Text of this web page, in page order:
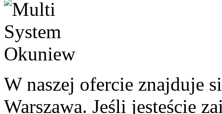
W naszej ofercie znajduje
Warszawa. Jeśli jesteście